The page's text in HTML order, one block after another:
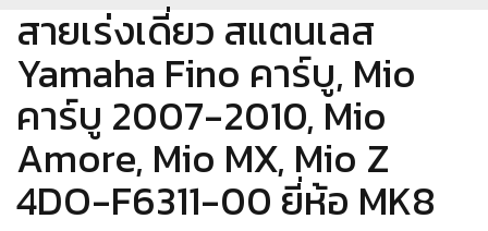
สายเร่งเดี่ยว สแตนเลส
Yamaha Fino คาร์บู, Mio
คาร์บู 2007-2010, Mio
Amore, Mio MX, Mio Z
4DO-F6311-00 ยี่ห้อ MK8